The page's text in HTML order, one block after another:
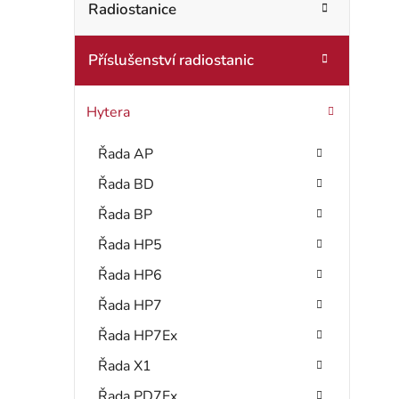
r
a
n
r
e
Radiostanice
Příslušenství radiostanic
Hytera
Řada AP
Řada BD
Řada BP
Řada HP5
Řada HP6
Řada HP7
Řada HP7Ex
Řada X1